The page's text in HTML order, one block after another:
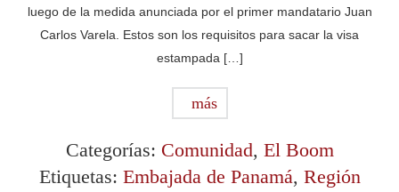
luego de la medida anunciada por el primer mandatario Juan
Carlos Varela. Estos son los requisitos para sacar la visa
estampada […]
más
Categorías: Comunidad, El Boom
Etiquetas: Embajada de Panamá, Región